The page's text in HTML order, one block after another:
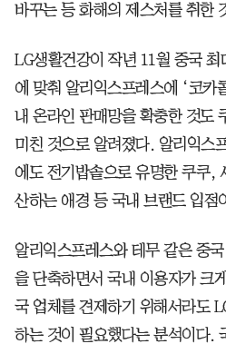
바꾸는 등 화해의 제스처를 취한
LG생활건강이 작년 11월 중국
에 맞춰 알리익스프레스에 ‘코카
내 온라인 판매망을 확충한 것도
미친 것으로 알려졌다. 알리익스
에도 전기밥솥으로 유명한 쿠쿠,
산하는 애경 등 국내 브랜드 입점
알리익스프레스와 테무 같은 중
을 단축하면서 국내 이용자가 크
국 업체를 견제하기 위해서라도
하는 것이 필요했다는 분석이다.